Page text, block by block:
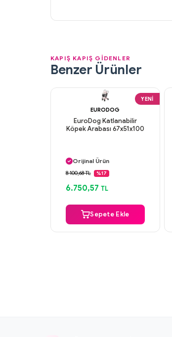
KAPIŞ KAPIŞ GİDENLER
Benzer Ürünler
YENI
EURODOG
EuroDog Katlanabilir
Köpek Arabası 67x51x100
Orijinal Ürün
Güvenli Ödeme
8.100,68 TL %17
6.750,57 TL
Sepete Ekle